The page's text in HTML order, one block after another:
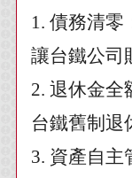
1.債務清零
讓台鐵公司
2.退休金全
台鐵舊制退
3. 資產自主